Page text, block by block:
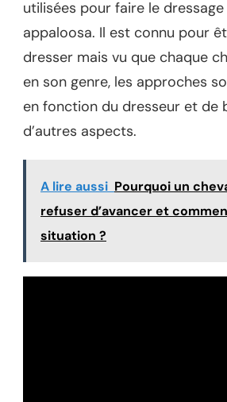
utilisées pour faire le
appaloosa. Il est connu pour
dresser mais vu que chaque
en son genre, les approches
en fonction du dresseur et de
d’autres aspects.
A lire aussi Pourquoi un
refuser d’avancer et
situation ?